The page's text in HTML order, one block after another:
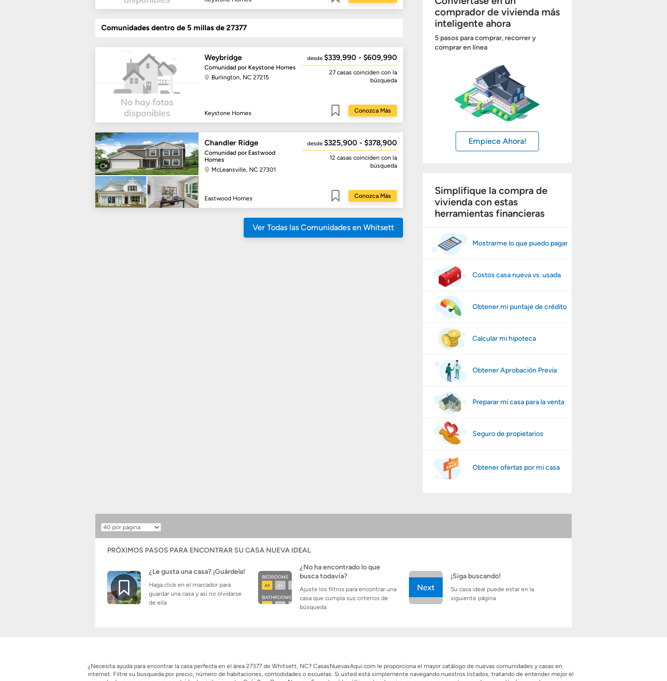
Comunidades dentro de 5 millas de 27377
Weybridge
Comunidad por Keystone Homes
Burlington, NC 27215
Keystone Homes
desde$339,990 - $609,990
27 casascoinciden con la
búsqueda
Conozca Más
Chandler Ridge
Comunidad por Eastwood
Homes
McLeansville, NC 27301
Eastwood Homes
desde$325,900 - $378,900
12 casascoinciden con la
búsqueda
Conozca Más
Ver Todas las Comunidades en Whitsett
comprador de vivienda más
inteligente ahora
5 pasos para comprar, recorrer y
comprar en línea
Empiece Ahora!
Simplifique la compra de
vivienda con estas
herramientas financieras
Mostrarme lo que puedo pagar
Costos casa nueva vs. usada
Obtener mi puntaje de crédito
Calcular mi hipoteca
Obtener Aprobación Previa
Preparar mi casa para la venta
Seguro de propietarios
Obtener ofertas por mi casa
Resultados
por
página
PRÓXIMOS PASOS PARA ENCONTRAR SU CASA NUEVA IDEAL
¿Le gusta una casa? ¡Guárdela!
Haga click en el marcador para
guardar una casa y así no olvidarse
de ella
¿No ha encontrado lo que
busca todavía?
Ajuste los filtros para encontrar una
casa que cumpla sus criterios de
búsqueda
¡Siga buscando!
Su casa ideal puede estar en la
siguiente página
¿Necesita ayuda para encontrar la casa perfecta en el área 27377 de Whitsett, NC? CasasNuevasAqui.com le proporciona el mayor catálogo de nuevas comunidades y casas en
internet. Filtre su busqueda por precio, número de habitaciones, comodidades o escuelas. Si usted está simplemente navegando nuestros listados, tratando de entender mejor el